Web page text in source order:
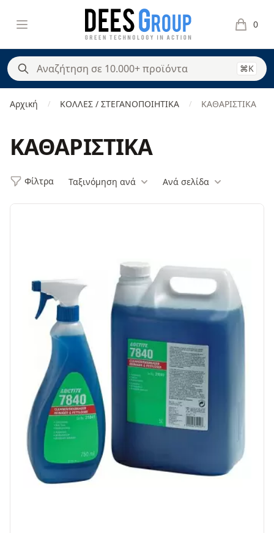
Open menu
DeesGroup
⌘K
0
items in
Αρχική / ΚΟΛΛΕΣ / ΣΤΕΓΑΝΟΠΟΙΗΤΙΚΑ / ΚΑΘΑΡΙΣΤΙΚΑ
ΚΑΘΑΡΙΣΤΙΚΑ
Φίλτρα Ταξινόμηση ανά Ανά σελίδα
Φίλτρα
Products